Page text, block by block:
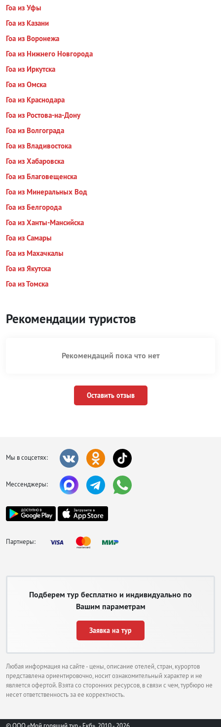
Гоа из Уфы
Гоа из Казани
Гоа из Воронежа
Гоа из Нижнего Новгорода
Гоа из Иркутска
Гоа из Омска
Гоа из Краснодара
Гоа из Ростова-на-Дону
Гоа из Волгограда
Гоа из Владивостока
Гоа из Хабаровска
Гоа из Благовещенска
Гоа из Минеральных Вод
Гоа из Белгорода
Гоа из Ханты-Мансийска
Гоа из Самары
Гоа из Махачкалы
Гоа из Якутска
Гоа из Томска
Рекомендации туристов
Рекомендаций пока что нет
Оставить отзыв
Мы в соцсетях:
Мессенджеры:
Партнеры:
Подберем тур бесплатно и индивидуально по
Вашим параметрам
Заявка на тур
Любая информация на сайте - цены, описание отелей, стран, курортов
представлена ориентировочно, носит ознакомительный характер и не
является офертой. Взята со сторонних ресурсов, в связи с чем, турбюро не
несет ответственность за ее корректность.